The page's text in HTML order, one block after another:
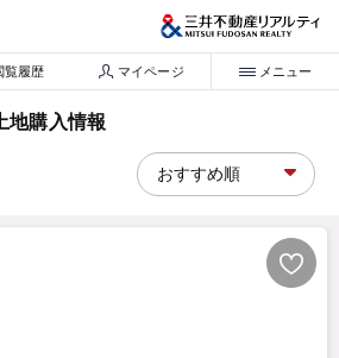
覧履歴 マイページ メニュー
地購入情報